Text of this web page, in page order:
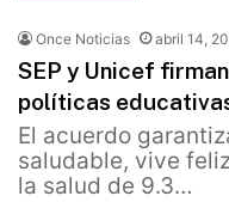
Once Noticias abril 14,
SEP y Unicef
políticas
El acuerdo
saludable, vive
la salud de 9.3…